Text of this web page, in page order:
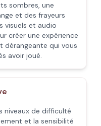
sombres, une
et des frayeurs
visuels et audio
créer une expérience
dérangeante qui vous
avoir joué.
niveaux de difficulté
et la sensibilité